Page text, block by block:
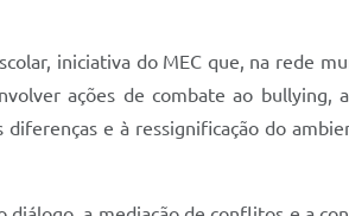
iniciativa do MEC que, na rede
ações de combate ao bullying,
e à ressignificação do